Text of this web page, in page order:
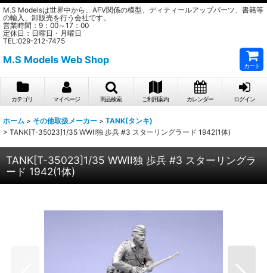
M.S Modelsは世界中から、AFV関係の模型、ディティールアップパーツ、書籍等
の輸入、卸販売を行う会社です。
営業時間：9：00～17：00
定休日：日曜日・月曜日
TEL:029-212-7475
M.S Models Web Shop
カート
カテゴリ マイページ 商品検索 ご利用案内 カレンダー ログイン
ホーム > その他取扱メーカー > TANK(タンキ)
> TANK[T-35023]1/35 WWII独 歩兵 #3 スターリングラード 1942(1体)
TANK[T-35023]1/35 WWII独 歩兵 #3 スターリングラ
ード 1942(1体)